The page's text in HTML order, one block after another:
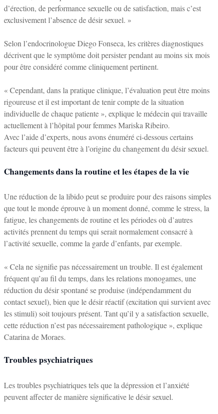
d’érection, de performance sexuelle ou de satisfaction, mais c’est
exclusivement l’absence de désir sexuel. »
Selon l’endocrinologue Diego Fonseca, les critères diagnostiques
décrivent que le symptôme doit persister pendant au moins six mois
pour être considéré comme cliniquement pertinent.
« Cependant, dans la pratique clinique, l’évaluation peut être moins
rigoureuse et il est important de tenir compte de la situation
individuelle de chaque patiente », explique le médecin qui travaille
actuellement à l’hôpital pour femmes Mariska Ribeiro.
Avec l’aide d’experts, nous avons énuméré ci-dessous certains
facteurs qui peuvent être à l’origine du changement du désir sexuel.
Changements dans la routine et les étapes de la vie
Une réduction de la libido peut se produire pour des raisons simples
que tout le monde éprouve à un moment donné, comme le stress, la
fatigue, les changements de routine et les périodes où d’autres
activités prennent du temps qui serait normalement consacré à
l’activité sexuelle, comme la garde d’enfants, par exemple.
« Cela ne signifie pas nécessairement un trouble. Il est également
fréquent qu’au fil du temps, dans les relations monogames, une
réduction du désir spontané se produise (indépendamment du
contact sexuel), bien que le désir réactif (excitation qui survient avec
les stimuli) soit toujours présent. Tant qu’il y a satisfaction sexuelle,
cette réduction n’est pas nécessairement pathologique », explique
Catarina de Moraes.
Troubles psychiatriques
Les troubles psychiatriques tels que la dépression et l’anxiété
peuvent affecter de manière significative le désir sexuel.